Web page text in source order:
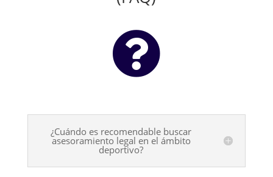

¿Cuándo es recomendable buscar
asesoramiento legal en el ámbito
deportivo?